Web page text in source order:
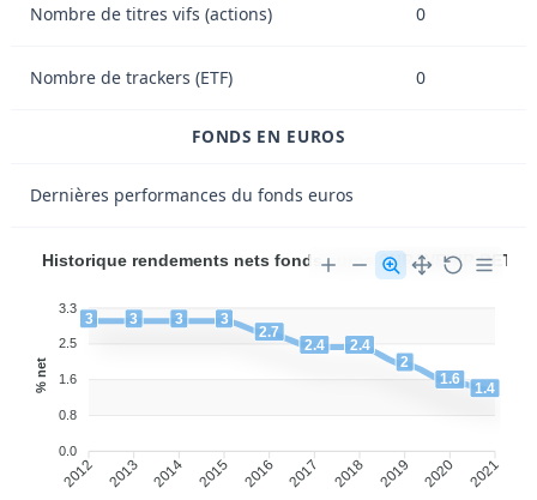
Nombre de titres vifs (actions) 0
Nombre de trackers (ETF) 0
FONDS EN EUROS
Dernières performances du fonds euros
Historique rendements nets fonds euros SURAVENIR
3.3
2.5
1.6
0.8
0.0
% net
3 3 3 3
2.7
2.4
2.4
2
1.6
1.4
2012 2013 2014 2015 2016 2017 2018 2019 2020 2021